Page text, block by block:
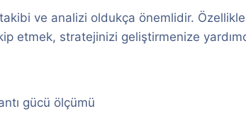
ve analizi oldukça önemlidir.
etmek, stratejinizi geliştirmenize
gücü ölçümü